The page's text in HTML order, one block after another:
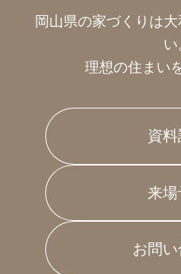
岡山県の家づくりは大
い
理想の住まい
資
来
お問